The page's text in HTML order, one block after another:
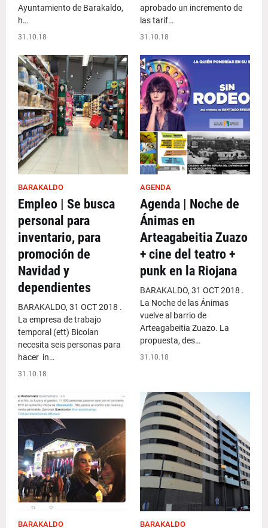
Ayuntamiento de Barakaldo,
h…
31.10.18
aprobado un incremento de
las tarif…
31.10.18
BARAKALDO
Empleo | Se busca
personal para
inventario, para
promoción de
Navidad y
dependientes
BARAKALDO, 31 OCT 2018 .
La empresa de trabajo
temporal (ett) Bicolan
necesita seis personas para
hacer in…
31.10.18
AGENDA
Agenda | Noche de
Ánimas en
Arteagabeitia Zuazo
+ cine del teatro +
punk en la Riojana
BARAKALDO, 31 OCT 2018 .
La Noche de las Ánimas
vuelve al barrio de
Arteagabeitia Zuazo. La
propuesta, des…
31.10.18
BARAKALDO BARAKALDO